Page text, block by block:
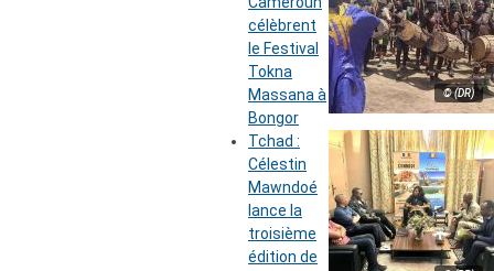
© (DR)
célèbrent
le Festival
Tokna
Massana à
Bongor
Tchad :
Célestin
Mawndoé
lance la
troisième
édition de